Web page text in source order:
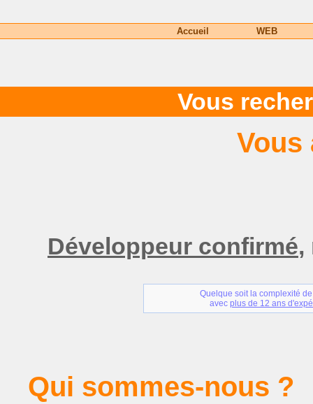
Accueil WEB
Vous
Vous
Développeur confirmé,
Quelque soit la complexité
avec plus de 12 ans
Qui sommes-nous ?